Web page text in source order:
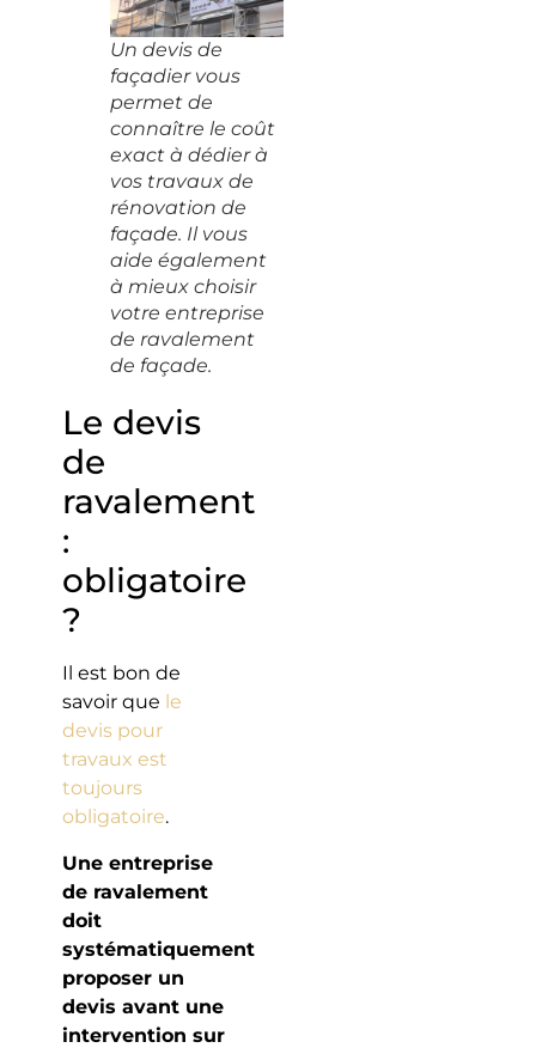
Un devis de
façadier vous
permet de
connaître le coût
exact à dédier à
vos travaux de
rénovation de
façade. Il vous
aide également
à mieux choisir
votre entreprise
de ravalement
de façade.
Le devis
de
ravalement
:
obligatoire
?
Il est bon de
savoir que le
devis pour
travaux est
toujours
obligatoire.
Une entreprise
de ravalement
doit
systématiquement
proposer un
devis avant une
intervention sur